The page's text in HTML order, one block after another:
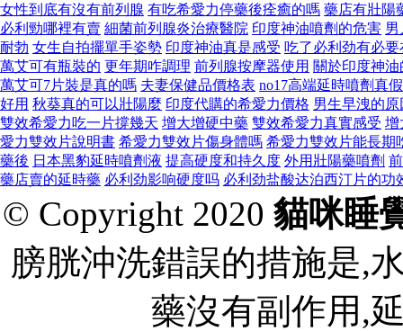
女性到底有沒有前列腺 有吃希愛力停藥後痊癒的嗎 藥店有壯陽
必利勁哪裡有賣 細菌前列腺炎治療醫院 印度神油噴劑的危害 男
耐勃 女生自拍擺單手姿勢 印度神油真是感受 吃了必利劲有必
萬艾可有瓶裝的 更年期咋調理 前列腺按摩器使用 關於印度神
萬艾可7片裝是真的嗎 夫妻保健品價格表 no17高端延時噴劑真假
好用 秋葵真的可以壯陽麼 印度代購的希愛力價格 男生早洩的原
雙效希愛力吃一片撐幾天 增大增硬中藥 雙效希愛力真實感受 增
愛力雙效片說明書 希愛力雙效片傷身體嗎 希愛力雙效片能長期
藥後 日本黑豹延時噴劑液 提高硬度和持久度 外用壯陽藥噴劑
藥店賣的延時藥 必利劲影响硬度吗 必利劲盐酸达泊西汀片的功
© Copyright 2020 貓咪睡
膀胱沖洗錯誤的措施是,
藥沒有副作用,